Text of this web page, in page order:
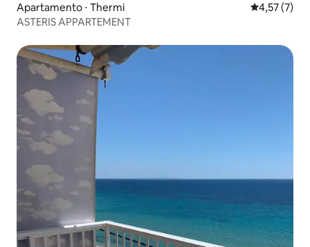
Apartamento ⋅ Thermi 4,57 de
4,57 (7)
ASTERIS APPARTEMENT